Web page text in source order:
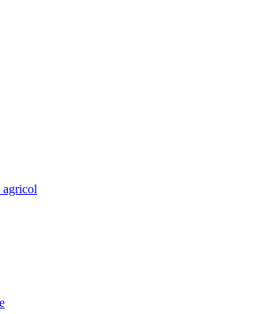
agricol